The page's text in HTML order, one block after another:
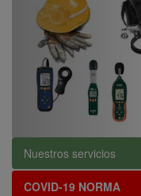
Nuestros servicios
COVID-19 NORMA